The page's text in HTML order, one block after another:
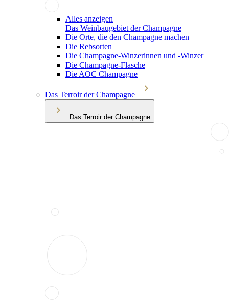
Alles anzeigen
Das Weinbaugebiet der Champagne
Die Orte, die den Champagne machen
Die Rebsorten
Die Champagne-Winzerinnen und -Winzer
Die Champagne-Flasche
Die AOC Champagne
Das Terroir der Champagne
Das Terroir der Champagne